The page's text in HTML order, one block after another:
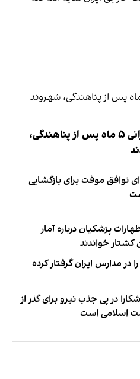
دو فوتبالیست زن ایرانی ۵ ماه پس از پناهندگی،
موقت برای بازگشایی
پزشکیان درباره آمار
کشتار خواندند
در مدارس ایران گرفتار کرده
در پی جذب نیرو برای گذر از
اسلامی است